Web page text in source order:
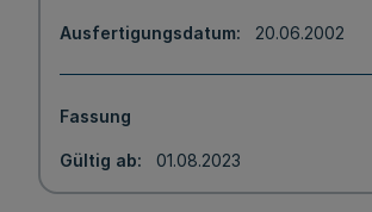
Ausfertigungsdatum 20.06.2002
Fassung
Gültig ab 01.08.2023